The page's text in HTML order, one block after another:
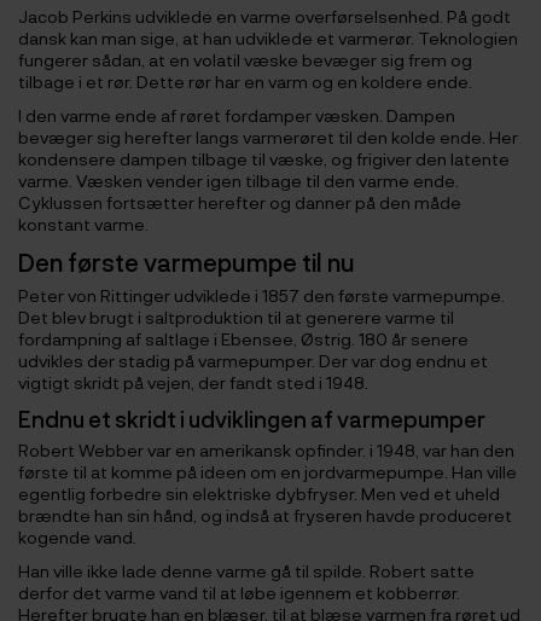
Jacob Perkins udviklede en varme overførselsenhed. På godt
dansk kan man sige, at han udviklede et varmerør. Teknologien
fungerer sådan, at en volatil væske bevæger sig frem og
tilbage i et rør. Dette rør har en varm og en koldere ende.
I den varme ende af røret fordamper væsken. Dampen
bevæger sig herefter langs varmerøret til den kolde ende. Her
kondensere dampen tilbage til væske, og frigiver den latente
varme. Væsken vender igen tilbage til den varme ende.
Cyklussen fortsætter herefter og danner på den måde
konstant varme.
Den første varmepumpe til nu
Peter von Rittinger udviklede i 1857 den første varmepumpe.
Det blev brugt i saltproduktion til at generere varme til
fordampning af saltlage i Ebensee, Østrig. 180 år senere
udvikles der stadig på varmepumper. Der var dog endnu et
vigtigt skridt på vejen, der fandt sted i 1948.
Endnu et skridt i udviklingen af varmepumper
Robert Webber var en amerikansk opfinder. i 1948, var han den
første til at komme på ideen om en jordvarmepumpe. Han ville
egentlig forbedre sin elektriske dybfryser. Men ved et uheld
brændte han sin hånd, og indså at fryseren havde produceret
kogende vand.
Han ville ikke lade denne varme gå til spilde. Robert satte
derfor det varme vand til at løbe igennem et kobberrør.
Herefter brugte han en blæser, til at blæse varmen fra røret ud